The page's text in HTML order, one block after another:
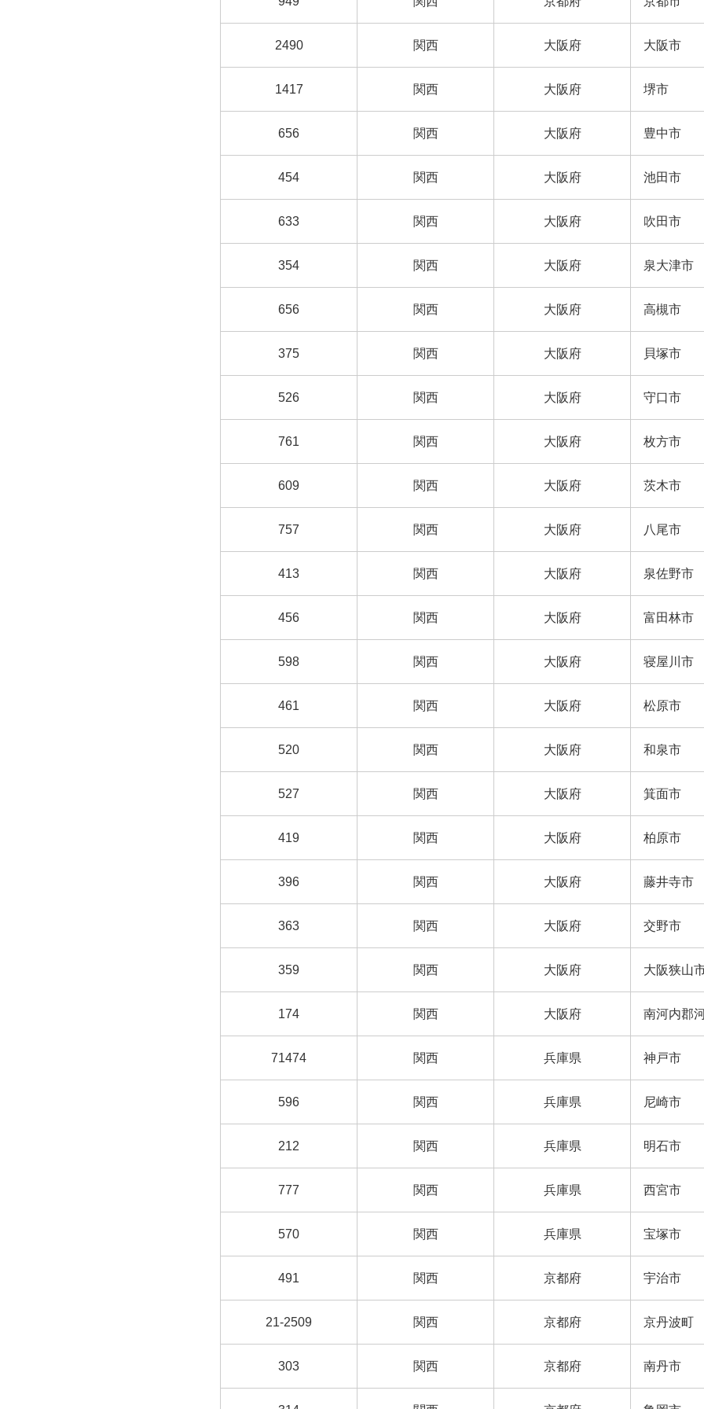
2490 関西 大阪府 大阪市
1417 関西 大阪府 堺市
656 関西 大阪府 豊中市
454 関西 大阪府 池田市
633 関西 大阪府 吹田市
354 関西 大阪府 泉大津市
656 関西 大阪府 高槻市
375 関西 大阪府 貝塚市
526 関西 大阪府 守口市
761 関西 大阪府 枚方市
609 関西 大阪府 茨木市
757 関西 大阪府 八尾市
413 関西 大阪府 泉佐野市
456 関西 大阪府 富田林市
598 関西 大阪府 寝屋川市
461 関西 大阪府 松原市
520 関西 大阪府 和泉市
527 関西 大阪府 箕面市
419 関西 大阪府 柏原市
396 関西 大阪府 藤井寺市
363 関西 大阪府 交野市
359 関西 大阪府 大阪狭山
174 関西 大阪府 南河内郡
71474 関西 兵庫県 神戸市
596 関西 兵庫県 尼崎市
212 関西 兵庫県 明石市
777 関西 兵庫県 西宮市
570 関西 兵庫県 宝塚市
491 関西 京都府 宇治市
21-2509 関西 京都府 京丹波町
303 関西 京都府 南丹市